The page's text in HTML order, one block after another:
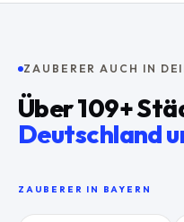
ZAUBERER AUCH IN
Über109+
Deutschland
ZAUBERER IN BAYERN